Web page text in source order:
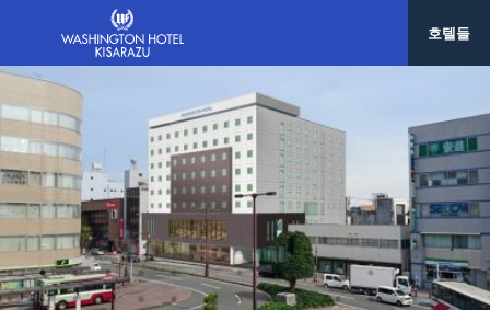
호텔들
호텔 그레이스 리 나하
호텔 그레이스리 서울
대만/타이페이
호텔 그레이스리 타이베이